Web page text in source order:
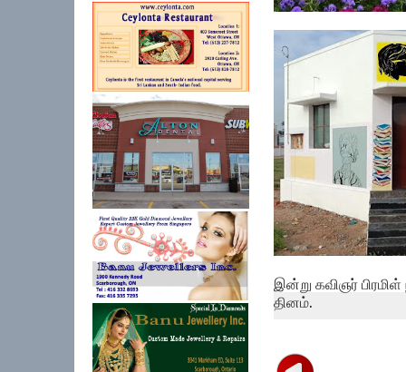
மக்கள்
கொரோனா பரவ...
இன்று கவிஞர் பிரமிள்
தினம்.